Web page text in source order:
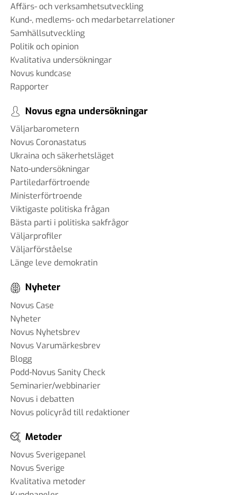
Affärs- och verksamhetsutveckling
Kund-, medlems- och medarbetarrelationer
Samhällsutveckling
Politik och opinion
Kvalitativa undersökningar
Novus kundcase
Rapporter
Novus egna undersökningar
Väljarbarometern
Novus Coronastatus
Ukraina och säkerhetsläget
Nato-undersökningar
Partiledarförtroende
Ministerförtroende
Viktigaste politiska frågan
Bästa parti i politiska sakfrågor
Väljarprofiler
Väljarförståelse
Länge leve demokratin
Nyheter
Novus Case
Nyheter
Novus Nyhetsbrev
Novus Varumärkesbrev
Blogg
Podd-Novus Sanity Check
Seminarier/webbinarier
Novus i debatten
Novus policyråd till redaktioner
Metoder
Novus Sverigepanel
Novus Sverige
Kvalitativa metoder